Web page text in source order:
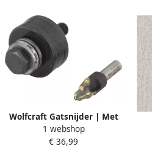
Wolfcraft Gatsnijder | Met
kogellager + boor | Ø32mm
| 1 stuk 3761000
1 webshop
€ 36,99